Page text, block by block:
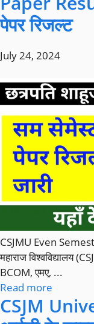
पेपर रिजल्ट
July 24, 2024
CSJMU Even
महाराज विश्वविद्यालय
BCOM, एमए, ...
Read more
CSJM